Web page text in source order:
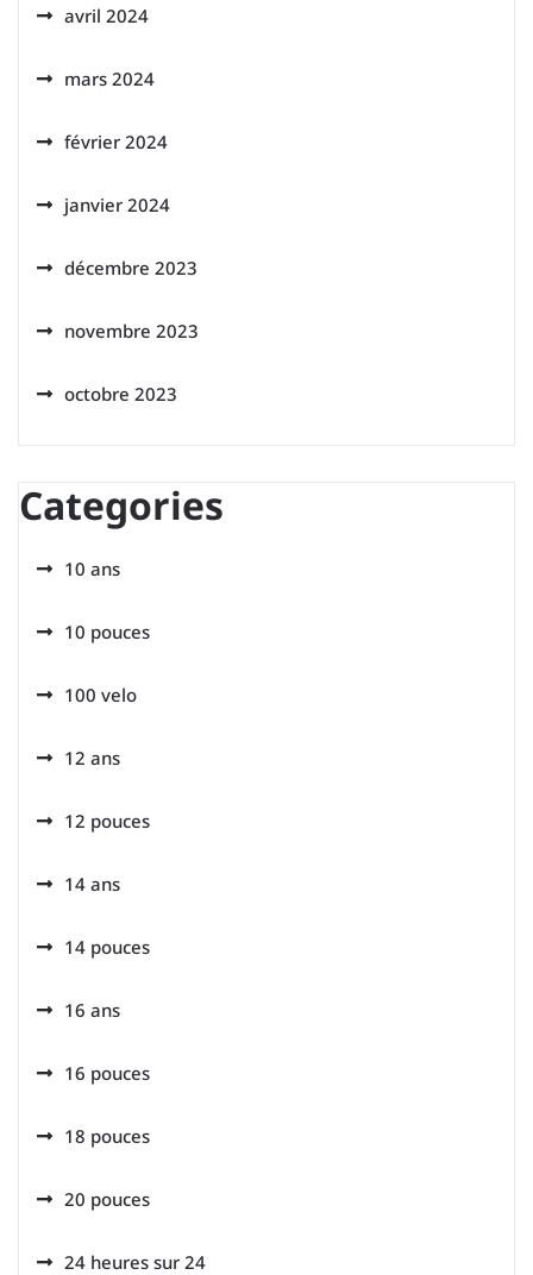
avril 2024
mars 2024
février 2024
janvier 2024
décembre 2023
novembre 2023
octobre 2023
Categories
10 ans
10 pouces
100 velo
12 ans
12 pouces
14 ans
14 pouces
16 ans
16 pouces
18 pouces
20 pouces
24 heures sur 24